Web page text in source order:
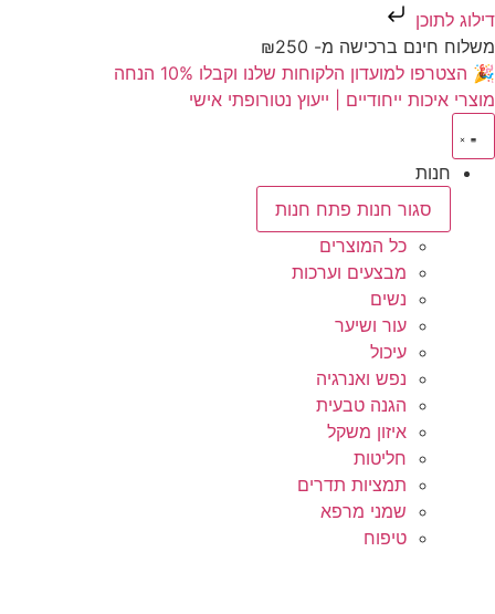
דילוג לתוכן
משלוח חינם ברכישה מ- ₪250
🎉 הצטרפו למועדון הלקוחות שלנו וקבלו 10% הנחה
מוצרי איכות ייחודיים | ייעוץ נטורופתי אישי
חנות
סגור חנות פתח חנות
כל המוצרים
מבצעים וערכות
נשים
עור ושיער
עיכול
נפש ואנרגיה
הגנה טבעית
איזון משקל
חליטות
תמציות תדרים
שמני מרפא
טיפוח